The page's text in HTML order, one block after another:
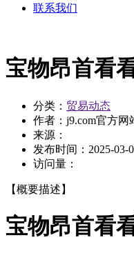
联系我们
宝物昂首看
分类： 贸易动态
作者： j9.com官方网
来源：
发布时间： 2025-03-
访问量：
【概要描述】
宝物昂首看